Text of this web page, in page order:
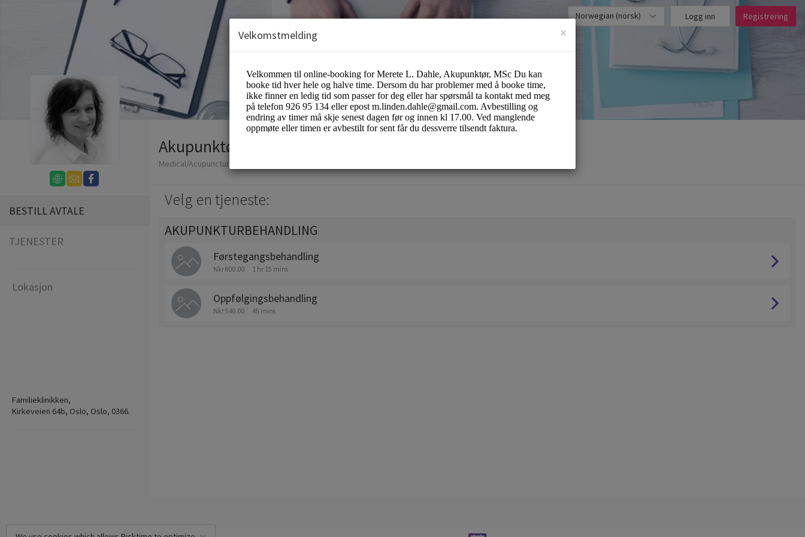
Norwegian (norsk) Logg inn Registrering
BESTILL AVTALE
TJENESTER
Lokasjon
Familieklinikken,
Kirkeveien 64b, Oslo, Oslo, 0366.
Akupunktør Merete Lindén Dahle på Familieklinikken
Medical/Acupuncture
Velg en tjeneste:
AKUPUNKTURBEHANDLING
Førstegangsbehandling
Nkr 800.00 1 hr 15 mins
Oppfølgingsbehandling
Nkr 540.00 45 mins
×
Velkomstmelding